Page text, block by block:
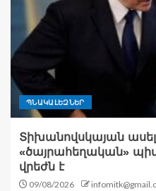
ՊՆԱԿԱԼԵԶՆԵՐ
Տիխանովսկայան ասել
«ծայրահեղական»
վրեժն է
09/08/2026